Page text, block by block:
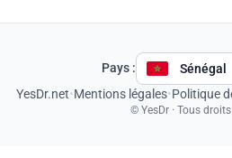
Pays :
YesDr.net•Mentions légales•Politique
© YesDr · Tous